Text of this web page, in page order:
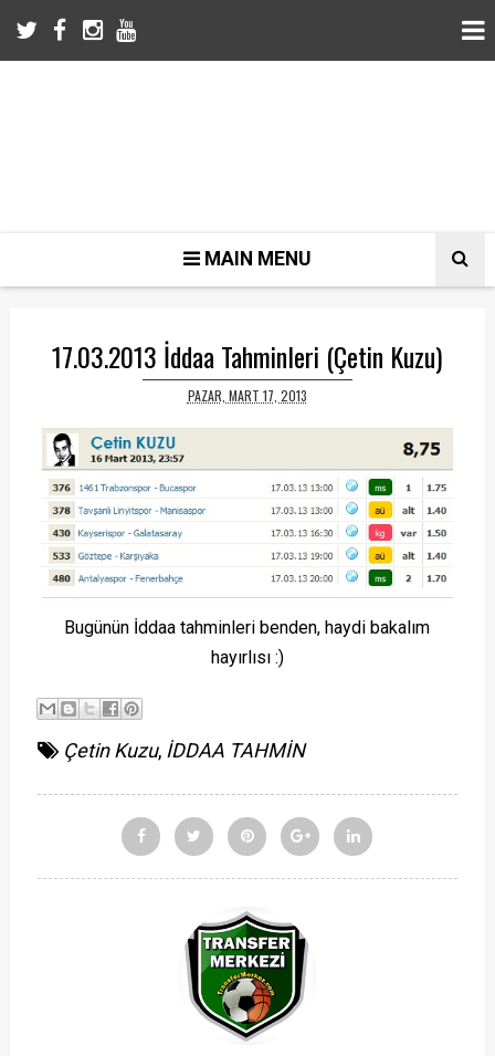
MAIN MENU
17.03.2013 İddaa Tahminleri (Çetin Kuzu)
PAZAR, MART 17, 2013
Bugünün İddaa tahminleri benden, haydi bakalım
hayırlısı :)
Çetin Kuzu, İDDAA TAHMİN